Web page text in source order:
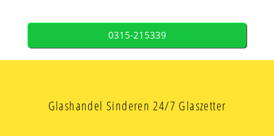
0315-215339
Glashandel Sinderen 24/7 Glaszetter